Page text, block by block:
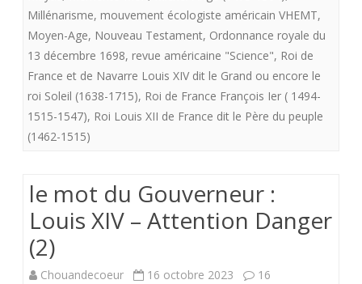
Millénarisme, mouvement écologiste américain VHEMT,
Moyen-Age, Nouveau Testament, Ordonnance royale du
13 décembre 1698, revue américaine "Science", Roi de
France et de Navarre Louis XIV dit le Grand ou encore le
roi Soleil (1638-1715), Roi de France François Ier ( 1494-
1515-1547), Roi Louis XII de France dit le Père du peuple
(1462-1515)
le mot du Gouverneur :
Louis XIV – Attention Danger
(2)
Chouandecoeur 16 octobre 2023
16